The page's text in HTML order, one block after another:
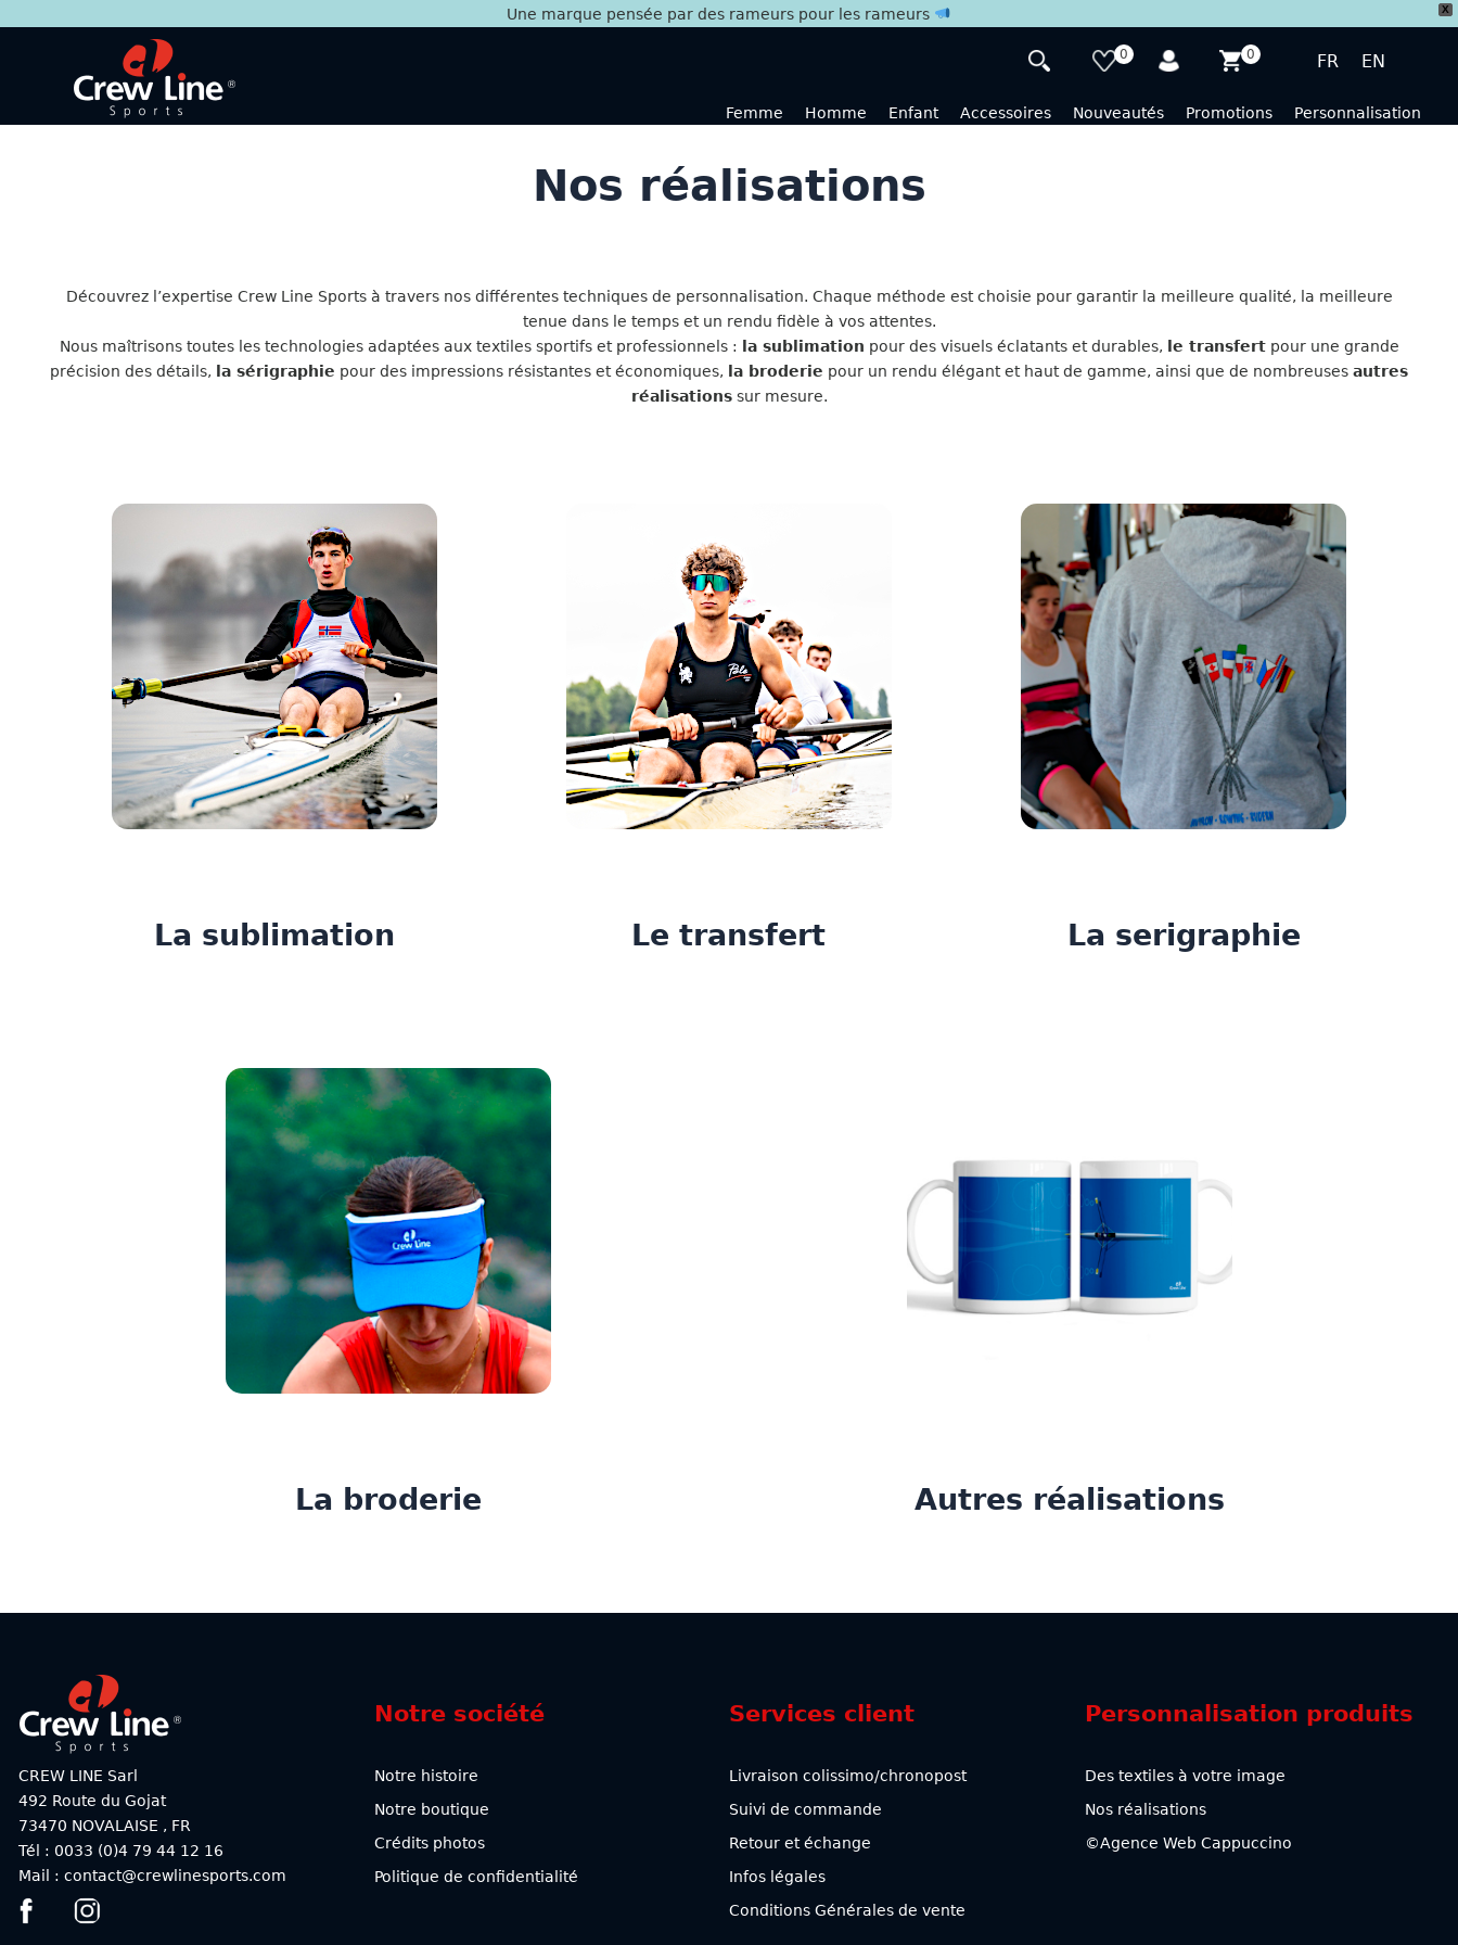
X
Une marque pensée par des rameurs pour les rameurs
0 0 FR EN
Femme Homme Enfant Accessoires Nouveautés Promotions Personnalisation
Nos réalisations
Découvrez l’expertise Crew Line Sports à travers nos différentes techniques de personnalisation. Chaque méthode est choisie pour garantir la meilleure qualité, la meilleure
tenue dans le temps et un rendu fidèle à vos attentes.
Nous maîtrisons toutes les technologies adaptées aux textiles sportifs et professionnels :
la sublimation pour des visuels éclatants et durables, le transfertpour une grande
précision des détails,
la sérigraphie pour des impressions résistantes et économiques, la broderie pour un rendu élégant et haut de gamme, ainsi que de nombreuses autres
réalisationssur mesure.
La sublimation Le transfert La serigraphie
La broderie Autres réalisations
CREW LINE Sarl
492 Route du Gojat
73470 NOVALAISE , FR
Tél : 0033 (0)4 79 44 12 16
Mail : contact@crewlinesports.com
Notre société
Notre histoire
Notre boutique
Crédits photos
Politique de confidentialité
Services client
Livraison colissimo/chronopost
Suivi de commande
Retour et échange
Infos légales
Conditions Générales de vente
Personnalisation produits
Des textiles à votre image
Nos réalisations
©Agence Web Cappuccino